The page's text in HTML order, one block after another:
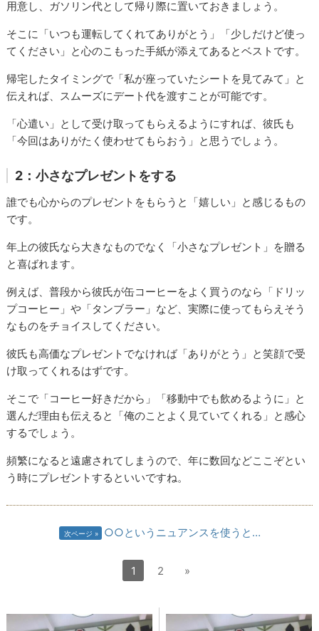
用意し、ガソリン代として帰り際に置いておきましょう。
そこに「いつも運転してくれてありがとう」「少しだけど使っ
てください」と心のこもった手紙が添えてあるとベストです。
帰宅したタイミングで「私が座っていたシートを見てみて」と
伝えれば、スムーズにデート代を渡すことが可能です。
「心遣い」として受け取ってもらえるようにすれば、彼氏も
「今回はありがたく使わせてもらおう」と思うでしょう。
2：小さなプレゼントをする
誰でも心からのプレゼントをもらうと「嬉しい」と感じるもの
です。
年上の彼氏なら大きなものでなく「小さなプレゼント」を贈る
と喜ばれます。
例えば、普段から彼氏が缶コーヒーをよく買うのなら「ドリッ
プコーヒー」や「タンブラー」など、実際に使ってもらえそう
なものをチョイスしてください。
彼氏も高価なプレゼントでなければ「ありがとう」と笑顔で受
け取ってくれるはずです。
そこで「コーヒー好きだから」「移動中でも飲めるように」と
選んだ理由も伝えると「俺のことよく見ていてくれる」と感心
するでしょう。
頻繁になると遠慮されてしまうので、年に数回などここぞとい
う時にプレゼントするといいですね。
次ページ ○○というニュアンスを使うと…
1 2 »